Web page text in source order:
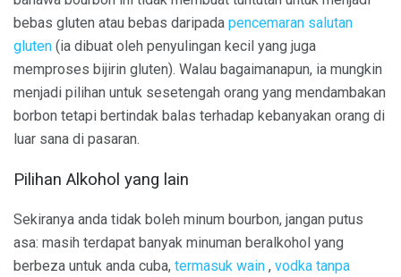
bebas gluten atau bebas daripada pencemaran salutan
gluten (ia dibuat oleh penyulingan kecil yang juga
memproses bijirin gluten). Walau bagaimanapun, ia mungkin
menjadi pilihan untuk sesetengah orang yang mendambakan
borbon tetapi bertindak balas terhadap kebanyakan orang di
luar sana di pasaran.
Pilihan Alkohol yang lain
Sekiranya anda tidak boleh minum bourbon, jangan putus
asa: masih terdapat banyak minuman beralkohol yang
berbeza untuk anda cuba, termasuk wain , vodka tanpa